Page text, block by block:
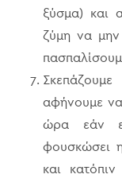
ξύσμα) και
ζύμη να μην
αφήνουμε
ώρα εάν
φουσκώσει
και